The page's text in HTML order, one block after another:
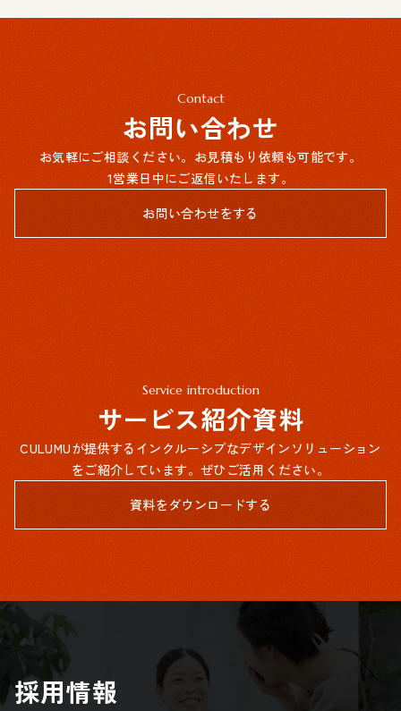
Contact
お問い合わせ
お気軽にご相談ください。お見積もり依頼も可能です。
1営業日中にご返信いたします。
お問い合わせをする
Service introduction
サービス紹介資料
CULUMUが提供するインクルーシブなデザインソリューション
をご紹介しています。ぜひご活用ください。
資料をダウンロードする
採用情報